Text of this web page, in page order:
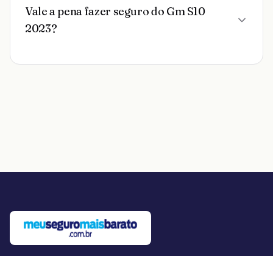
Vale a pena fazer seguro do Gm S10
2023?